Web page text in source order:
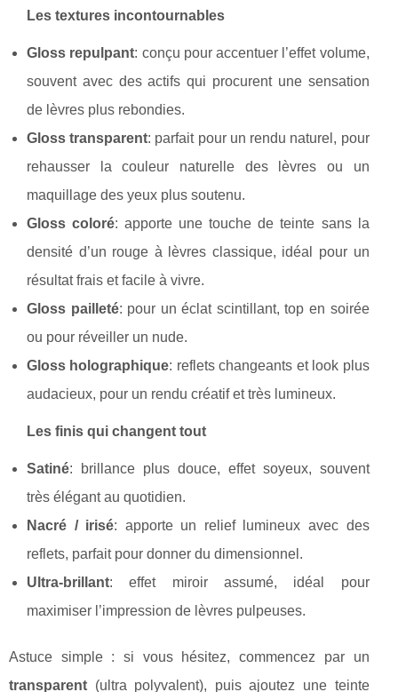
Les textures incontournables
Gloss repulpant: conçu pour accentuer l’effet volume,
souvent avec des actifs qui procurent une sensation
de lèvres plus rebondies.
Gloss transparent: parfait pour un rendu naturel, pour
rehausser la couleur naturelle des lèvres ou un
maquillage des yeux plus soutenu.
Gloss coloré: apporte une touche de teinte sans la
densité d’un rouge à lèvres classique, idéal pour un
résultat frais et facile à vivre.
Gloss pailleté: pour un éclat scintillant, top en soirée
ou pour réveiller un nude.
Gloss holographique: reflets changeants et look plus
audacieux, pour un rendu créatif et très lumineux.
Les finis qui changent tout
Satiné: brillance plus douce, effet soyeux, souvent
très élégant au quotidien.
Nacré / irisé: apporte un relief lumineux avec des
reflets, parfait pour donner du dimensionnel.
Ultra-brillant: effet miroir assumé, idéal pour
maximiser l’impression de lèvres pulpeuses.
Astuce simple : si vous hésitez, commencez par un
transparent (ultra polyvalent), puis ajoutez une teinte